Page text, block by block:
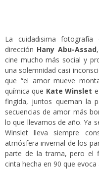
La cuidadisima fotografía
dirección Hany Abu-Assad
cine mucho más social y
una solemnidad casi
que “el amor mueve
química que Kate Winslet e
fingida, juntos queman la
secuencias de amor más
lo que llevamos de año. Ya
Winslet lleva siempre
atmósfera invernal de los
parte de la trama, pero el
cinta hecha en 90 que evoca